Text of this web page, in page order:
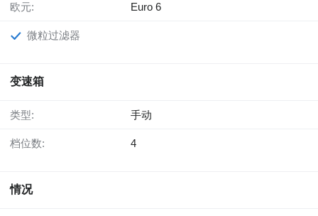
欧元: Euro 6
微粒过滤器
变速箱
类型: 手动
档位数: 4
情况